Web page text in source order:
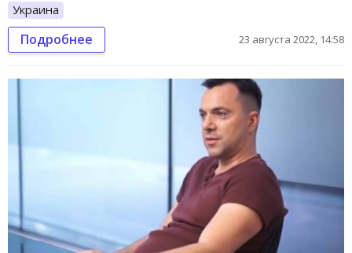
Украина
Подробнее 23 августа 2022, 14:58